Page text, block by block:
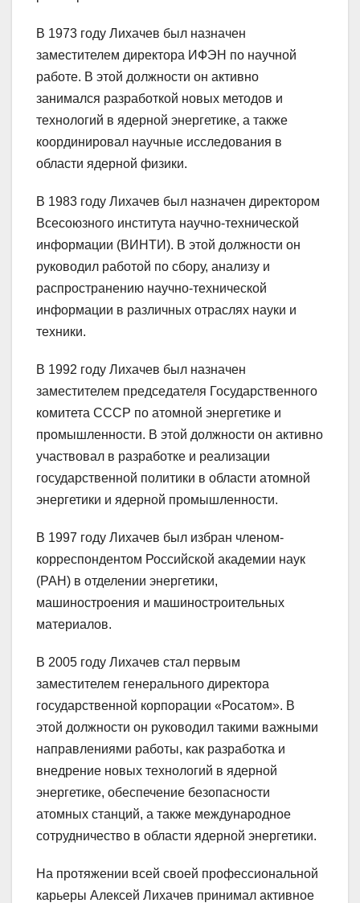
В 1973 году Лихачев был назначен
заместителем директора ИФЭН по научной
работе. В этой должности он активно
занимался разработкой новых методов и
технологий в ядерной энергетике, а также
координировал научные исследования в
области ядерной физики.
В 1983 году Лихачев был назначен директором
Всесоюзного института научно-технической
информации (ВИНТИ). В этой должности он
руководил работой по сбору, анализу и
распространению научно-технической
информации в различных отраслях науки и
техники.
В 1992 году Лихачев был назначен
заместителем председателя Государственного
комитета СССР по атомной энергетике и
промышленности. В этой должности он активно
участвовал в разработке и реализации
государственной политики в области атомной
энергетики и ядерной промышленности.
В 1997 году Лихачев был избран членом-
корреспондентом Российской академии наук
(РАН) в отделении энергетики,
машиностроения и машиностроительных
материалов.
В 2005 году Лихачев стал первым
заместителем генерального директора
государственной корпорации «Росатом». В
этой должности он руководил такими важными
направлениями работы, как разработка и
внедрение новых технологий в ядерной
энергетике, обеспечение безопасности
атомных станций, а также международное
сотрудничество в области ядерной энергетики.
На протяжении всей своей профессиональной
карьеры Алексей Лихачев принимал активное